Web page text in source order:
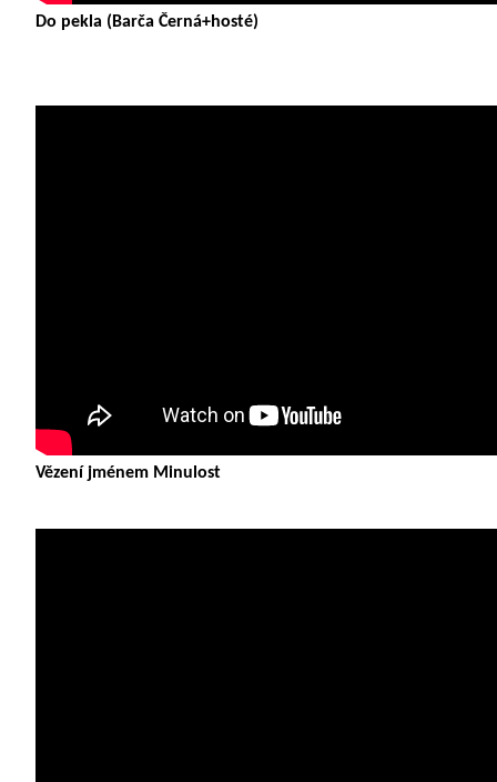
Do pekla (Barča Černá+hosté)
Vězení jménem Minulost